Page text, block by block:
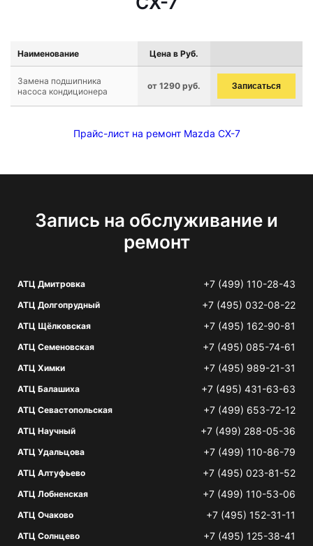
Наименование Цена в Руб.
Замена подшипника
насоса кондиционера
от 1290 руб. Записаться
Прайс-лист на ремонт Mazda CX-7
Запись на обслуживание и
ремонт
АТЦ Дмитровка +7 (499) 110-28-43
АТЦ Долгопрудный +7 (495) 032-08-22
АТЦ Щёлковская +7 (495) 162-90-81
АТЦ Семеновская +7 (495) 085-74-61
АТЦ Химки +7 (495) 989-21-31
АТЦ Балашиха +7 (495) 431-63-63
АТЦ Севастопольская +7 (499) 653-72-12
АТЦ Научный +7 (499) 288-05-36
АТЦ Удальцова +7 (499) 110-86-79
АТЦ Алтуфьево +7 (495) 023-81-52
АТЦ Лобненская +7 (499) 110-53-06
АТЦ Очаково +7 (495) 152-31-11
АТЦ Солнцево +7 (495) 125-38-41